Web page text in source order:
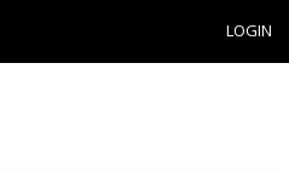
LOGIN